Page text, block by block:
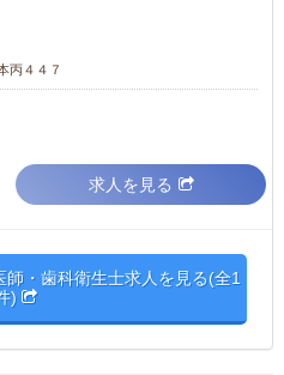
丙４４７
求人を見る
・歯科衛生士求人を見る(全1
)